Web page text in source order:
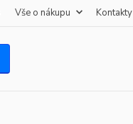
Vše o nákupu Kontakty